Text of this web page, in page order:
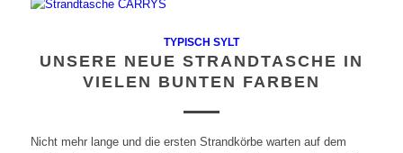
TYPISCH SYLT
UNSERE NEUE STRANDTASCHE IN
VIELEN BUNTEN FARBEN
Nicht mehr lange und die ersten Strandkörbe warten auf dem